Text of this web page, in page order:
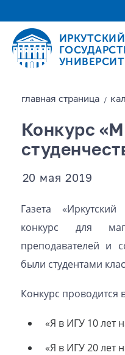
ИРКУТСКИЙ
главная страницa /
Конкурс
20 мая 2019
Газета
конкурс для
преподавателей и
были студентами
Конкурс проводится
«Я в ИГУ 10 лет
«Я в ИГУ 20 лет